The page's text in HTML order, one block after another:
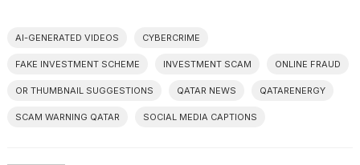
AI-GENERATED VIDEOS CYBERCRIME
FAKE INVESTMENT SCHEME INVESTMENT SCAM ONLINE FRAUD
OR THUMBNAIL SUGGESTIONS QATAR NEWS QATARENERGY
SCAM WARNING QATAR SOCIAL MEDIA CAPTIONS